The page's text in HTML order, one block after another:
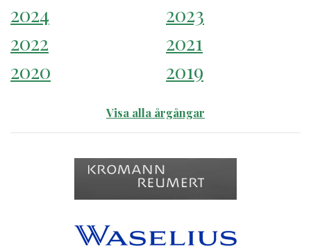
2024
2023
2022
2021
2020
2019
Visa alla årgångar